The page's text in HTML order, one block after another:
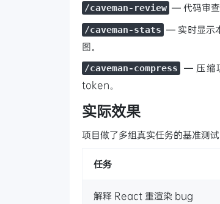
/caveman-review — 代码审查
/caveman-stats — 实时显示
图。
/caveman-compress
— 压缩
token。
实际效果
项目做了多组真实任务的基准测试
任务
解释 React 重渲染 bug